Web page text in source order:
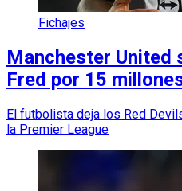
Fichajes
Manchester United
Fred por 15
El futbolista deja los Red
la Premier League